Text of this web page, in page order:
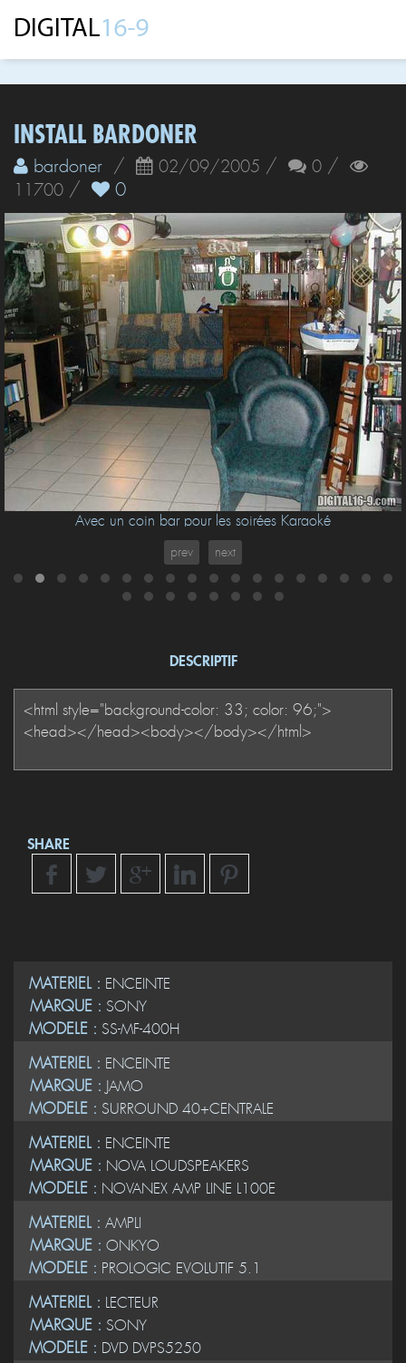
INSTALL BARDONER
bardoner / 02/09/2005 / 0 /
11700 / 0
Avec un coin bar pour les soirées Karaoké
prev next
DESCRIPTIF
SHARE
MATERIEL : ENCEINTE
MARQUE : SONY
MODELE : SS-MF-400H
MATERIEL : ENCEINTE
MARQUE :JAMO
MODELE : SURROUND 40+CENTRALE
MATERIEL : ENCEINTE
MARQUE : NOVA LOUDSPEAKERS
MODELE : NOVANEX AMP LINE L100E
MATERIEL : AMPLI
MARQUE : ONKYO
MODELE : PROLOGIC EVOLUTIF 5.1
MATERIEL : LECTEUR
MARQUE : SONY
MODELE : DVD DVPS5250